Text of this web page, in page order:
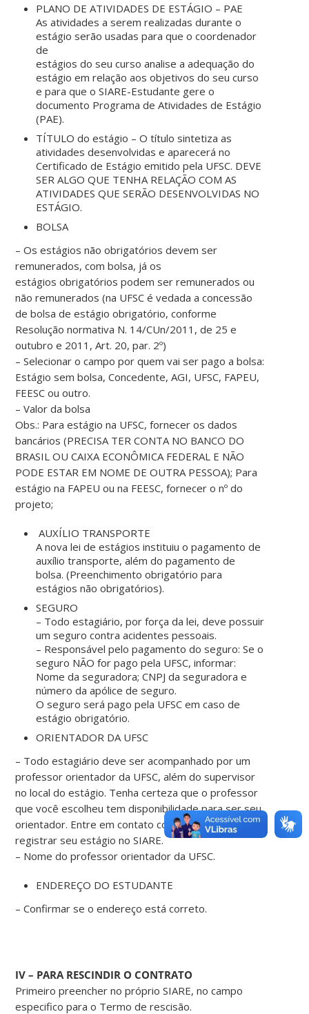
PLANO DE ATIVIDADES DE ESTÁGIO – PAE
As atividades a serem realizadas durante o
estágio serão usadas para que o coordenador
de
estágios do seu curso analise a adequação do
estágio em relação aos objetivos do seu curso
e para que o SIARE-Estudante gere o
documento Programa de Atividades de Estágio
(PAE).
TÍTULO do estágio – O título sintetiza as
atividades desenvolvidas e aparecerá no
Certificado de Estágio emitido pela UFSC. DEVE
SER ALGO QUE TENHA RELAÇÃO COM AS
ATIVIDADES QUE SERÃO DESENVOLVIDAS NO
ESTÁGIO.
BOLSA
– Os estágios não obrigatórios devem ser
remunerados, com bolsa, já os
estágios obrigatórios podem ser remunerados ou
não remunerados (na UFSC é vedada a concessão
de bolsa de estágio obrigatório, conforme
Resolução normativa N. 14/CUn/2011, de 25 e
outubro e 2011, Art. 20, par. 2º)
– Selecionar o campo por quem vai ser pago a bolsa:
Estágio sem bolsa, Concedente, AGI, UFSC, FAPEU,
FEESC ou outro.
– Valor da bolsa
Obs.: Para estágio na UFSC, fornecer os dados
bancários (PRECISA TER CONTA NO BANCO DO
BRASIL OU CAIXA ECONÔMICA FEDERAL E NÃO
PODE ESTAR EM NOME DE OUTRA PESSOA); Para
estágio na FAPEU ou na FEESC, fornecer o nº do
projeto;
AUXÍLIO TRANSPORTE
A nova lei de estágios instituiu o pagamento de
auxílio transporte, além do pagamento de
bolsa. (Preenchimento obrigatório para
estágios não obrigatórios).
SEGURO
– Todo estagiário, por força da lei, deve possuir
um seguro contra acidentes pessoais.
– Responsável pelo pagamento do seguro: Se o
seguro NÃO for pago pela UFSC, informar:
Nome da seguradora; CNPJ da seguradora e
número da apólice de seguro.
O seguro será pago pela UFSC em caso de
estágio obrigatório.
ORIENTADOR DA UFSC
– Todo estagiário deve ser acompanhado por um
professor orientador da UFSC, além do supervisor
no local do estágio. Tenha certeza que o professor
que você escolheu tem disponibilidade para ser seu
orientador. Entre em contato com ele ANTES de
registrar seu estágio no SIARE.
– Nome do professor orientador da UFSC.
ENDEREÇO DO ESTUDANTE
– Confirmar se o endereço está correto.
IV – PARA RESCINDIR O CONTRATO
Primeiro preencher no próprio SIARE, no campo
especifico para o Termo de rescisão.